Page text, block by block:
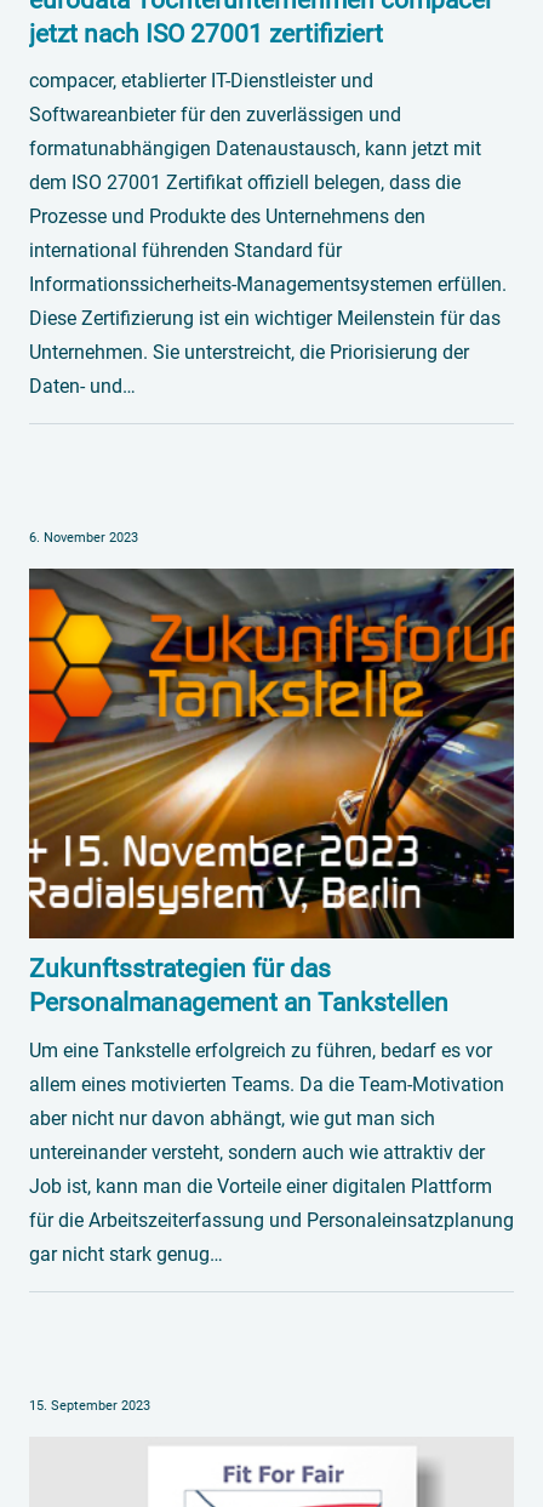
jetzt nach ISO 27001 zertifiziert
compacer, etablierter IT-Dienstleister und
Softwareanbieter für den zuverlässigen und
formatunabhängigen Datenaustausch, kann jetzt mit
dem ISO 27001 Zertifikat offiziell belegen, dass die
Prozesse und Produkte des Unternehmens den
international führenden Standard für
Informationssicherheits-Managementsystemen erfüllen.
Diese Zertifizierung ist ein wichtiger Meilenstein für das
Unternehmen. Sie unterstreicht, die Priorisierung der
Daten- und…
6. November 2023
Zukunftsstrategien für das
Personalmanagement an Tankstellen
Um eine Tankstelle erfolgreich zu führen, bedarf es vor
allem eines motivierten Teams. Da die Team-Motivation
aber nicht nur davon abhängt, wie gut man sich
untereinander versteht, sondern auch wie attraktiv der
Job ist, kann man die Vorteile einer digitalen Plattform
für die Arbeitszeiterfassung und Personaleinsatzplanung
gar nicht stark genug…
15. September 2023